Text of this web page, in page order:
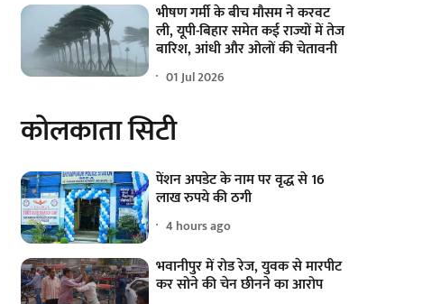
भीषण गर्मी के बीच मौसम ने करवट
ली, यूपी-बिहार समेत कई राज्यों में तेज
बारिश, आंधी और ओलों की चेतावनी
01 Jul 2026
कोलकाता सिटी
पेंशन अपडेट के नाम पर वृद्ध से 16
लाख रुपये की ठगी
4 hours ago
भवानीपुर में रोड रेज, युवक से मारपीट
कर सोने की चेन छीनने का आरोप